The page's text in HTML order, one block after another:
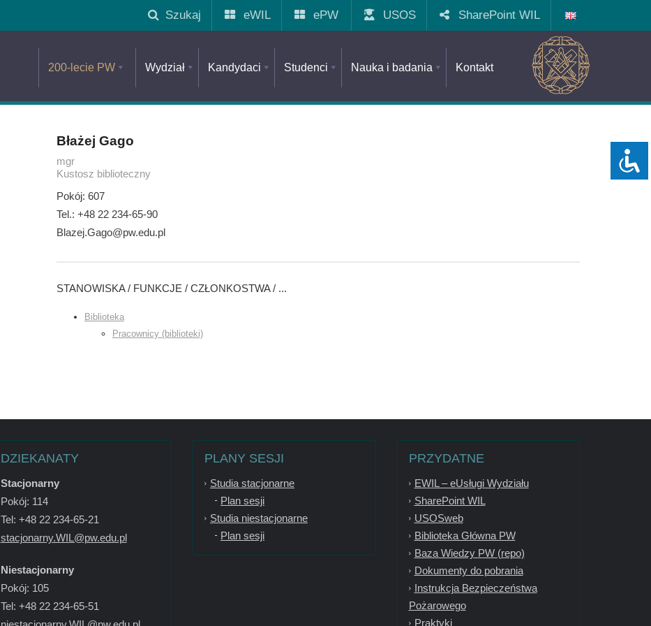
eWIL ePW USOS SharePoint WIL
Szukaj
200-lecie PW Wydział Kandydaci Studenci Nauka i badania Kontakt
Błażej Gago
mgr
Kustosz biblioteczny
Pokój: 607
Tel.: +48 22 234-65-90
Blazej.Gago@pw.edu.pl
STANOWISKA / FUNKCJE / CZŁONKOSTWA / ...
Biblioteka
Pracownicy (biblioteki)
DZIEKANATY
Stacjonarny
Pokój: 114
Tel: +48 22 234-65-21
stacjonarny.WIL@pw.edu.pl
Niestacjonarny
Pokój: 105
Tel: +48 22 234-65-51
PLANY SESJI
Studia stacjonarne
Plan sesji
Studia niestacjonarne
Plan sesji
PRZYDATNE
EWIL – eUsługi Wydziału
SharePoint WIL
USOSweb
Biblioteka Główna PW
Baza Wiedzy PW (repo)
Dokumenty do pobrania
Instrukcja Bezpieczeństwa
Pożarowego
Praktyki